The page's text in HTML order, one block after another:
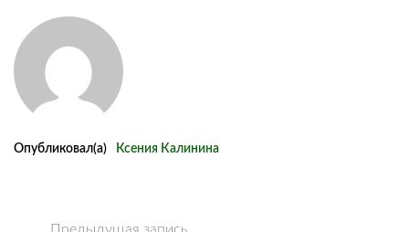
Опубликовал(а) Ксения Калинина